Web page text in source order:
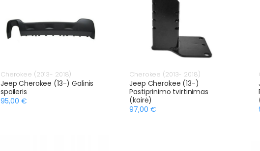
Cherokee (2013- 2018)
Jeep Cherokee (13-) Galinis
spoileris
95,00 €
Cherokee (2013- 2018)
Jeep Cherokee (13-)
Pastiprinimo tvirtinimas
(kairė)
97,00 €